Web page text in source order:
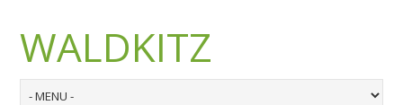
WALDKITZ